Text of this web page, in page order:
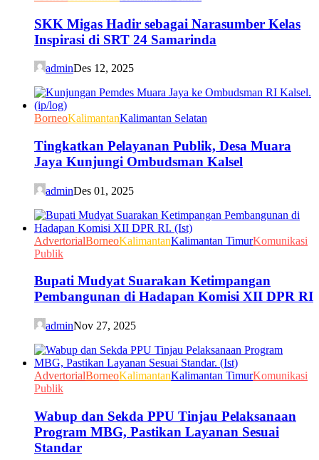
SKK Migas Hadir sebagai Narasumber Kelas
Inspirasi di SRT 24 Samarinda
adminDes 12, 2025
BorneoKalimantanKalimantan Selatan
Tingkatkan Pelayanan Publik, Desa Muara
Jaya Kunjungi Ombudsman Kalsel
adminDes 01, 2025
AdvertorialBorneoKalimantanKalimantan TimurKomunikasi
Publik
Bupati Mudyat Suarakan Ketimpangan
Pembangunan di Hadapan Komisi XII DPR RI
adminNov 27, 2025
AdvertorialBorneoKalimantanKalimantan TimurKomunikasi
Publik
Wabup dan Sekda PPU Tinjau Pelaksanaan
Program MBG, Pastikan Layanan Sesuai
Standar